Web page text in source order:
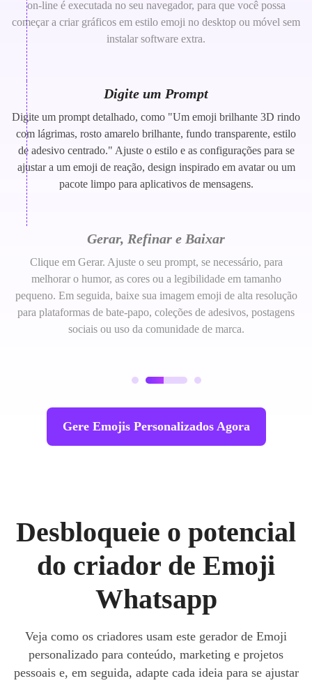
on-line é executada no seu navegador, para que você possa
começar a criar gráficos em estilo emoji no desktop ou móvel sem
instalar software extra.
Digite um Prompt
Digite um prompt detalhado, como "Um emoji brilhante 3D rindo
com lágrimas, rosto amarelo brilhante, fundo transparente, estilo
de adesivo centrado." Ajuste o estilo e as configurações para se
ajustar a um emoji de reação, design inspirado em avatar ou um
pacote limpo para aplicativos de mensagens.
Gerar, Refinar e Baixar
Clique em Gerar. Ajuste o seu prompt, se necessário, para
melhorar o humor, as cores ou a legibilidade em tamanho
pequeno. Em seguida, baixe sua imagem emoji de alta resolução
para plataformas de bate-papo, coleções de adesivos, postagens
sociais ou uso da comunidade de marca.
Gere Emojis Personalizados Agora
Desbloqueie o potencial
do criador de Emoji
Whatsapp
Veja como os criadores usam este gerador de Emoji
personalizado para conteúdo, marketing e projetos
pessoais e, em seguida, adapte cada ideia para se ajustar